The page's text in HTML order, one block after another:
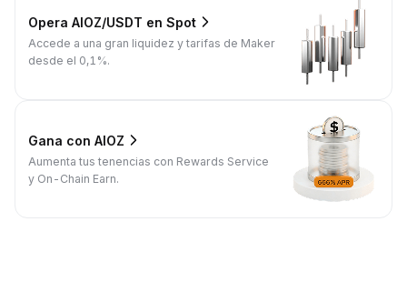
Opera AIOZ/USDT en Spot
Accede a una gran liquidez y tarifas de Maker
desde el 0,1%.
Gana con AIOZ
Aumenta tus tenencias con Rewards Service
y On-Chain Earn.